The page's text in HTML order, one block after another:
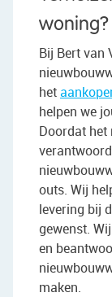
woning?
Bij Bert van
het
helpen we
Doordat
outs. Wij
levering bij
gewenst.
en
maken.